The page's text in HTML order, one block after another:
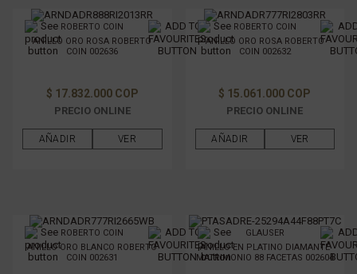
ROBERTO COIN
ANILLO ORO ROSA ROBERTO
COIN 002636
$ 17.832.000 COP
PRECIO ONLINE
AÑADIR VER
ROBERTO COIN
ANILLO ORO ROSA ROBERTO
COIN 002632
$ 15.061.000 COP
PRECIO ONLINE
AÑADIR VER
ROBERTO COIN
ANILLO ORO BLANCO ROBERTO
COIN 002631
GLAUSER
ANILLO EN PLATINO DIAMANTE
MATRIMONIO 88 FACETAS 002604